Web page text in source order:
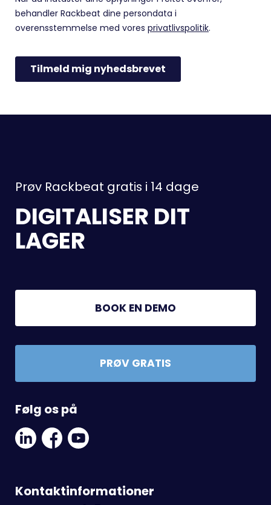
Prøv Rackbeat gratis i 14 dage
DIGITALISER DIT
LAGER
BOOK EN DEMO
PRØV GRATIS
Følg os på
Linkedin
Social
Link
Facebook
Social
Link
Youtube
Link
Kontaktinformationer